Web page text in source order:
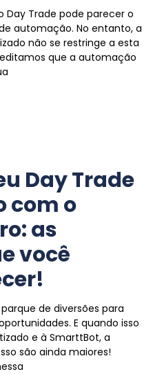
Day Trade pode parecer o
automação. No entanto, a
não se restringe a esta
que a automação
Day Trade
com o
as
você
de diversões para
E quando isso
e à SmarttBot, a
são ainda maiores!